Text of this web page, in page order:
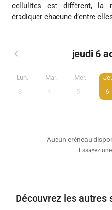
cellulites est différent, la
éradiquer chacune d’entre
jeudi 6
Lun.
3
Mar.
4
Mer.
5 6
Aucun créneau
Essayez
Découvrez les autres